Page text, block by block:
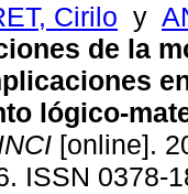
Cirilo y
de la
lógico-
[online].
ISSN 0378-